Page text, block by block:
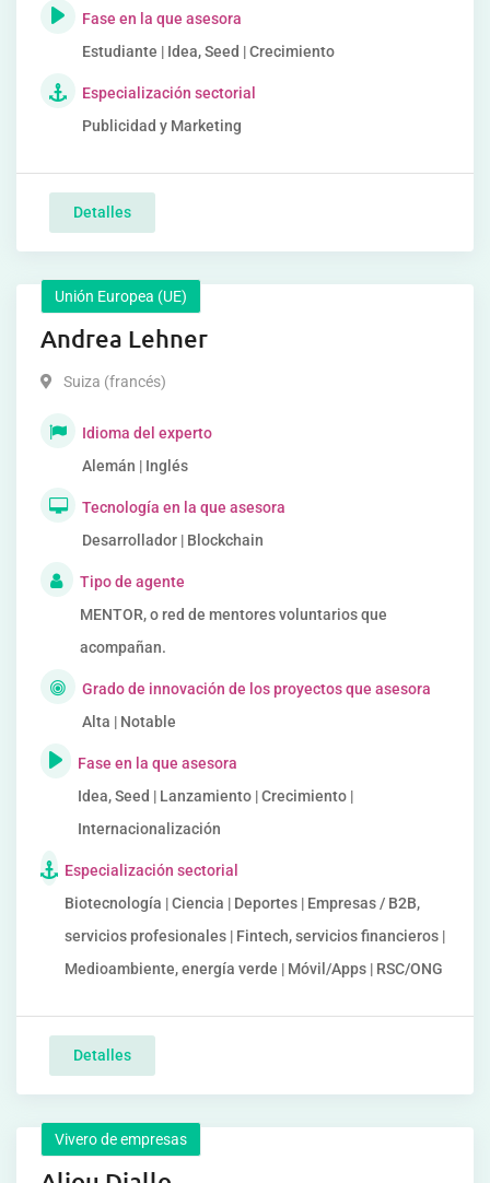
Fase en la que asesora
Estudiante | Idea, Seed | Crecimiento
Especialización sectorial
Publicidad y Marketing
Detalles
Unión Europea (UE)
Andrea Lehner
Suiza (francés)
Idioma del experto
Alemán | Inglés
Tecnología en la que asesora
Desarrollador | Blockchain
Tipo de agente
MENTOR, o red de mentores voluntarios que
acompañan.
Grado de innovación de los proyectos que asesora
Alta | Notable
Fase en la que asesora
Idea, Seed | Lanzamiento | Crecimiento |
Internacionalización
Especialización sectorial
Biotecnología | Ciencia | Deportes | Empresas / B2B,
servicios profesionales | Fintech, servicios financieros |
Medioambiente, energía verde | Móvil/Apps | RSC/ONG
Detalles
Vivero de empresas